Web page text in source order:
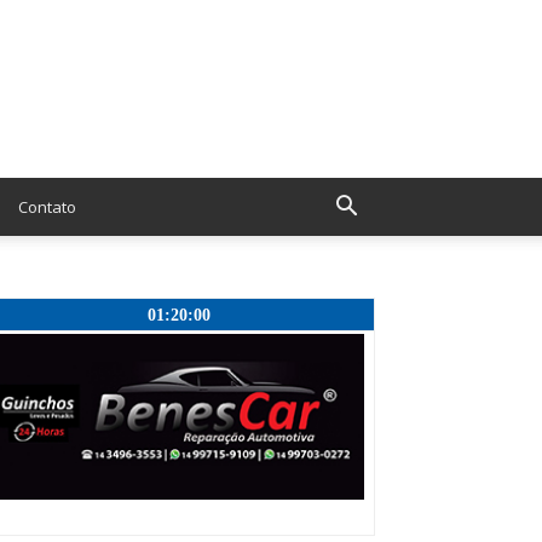
Contato
01:20:01